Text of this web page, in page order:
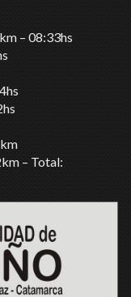
– 08:33hs
– Total: